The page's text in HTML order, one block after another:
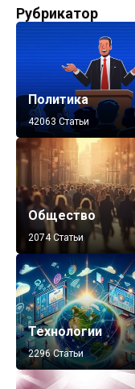
Рубрикатор
Политика
42063 Статьи
Общество
2074 Статьи
Технологии
2296 Статьи